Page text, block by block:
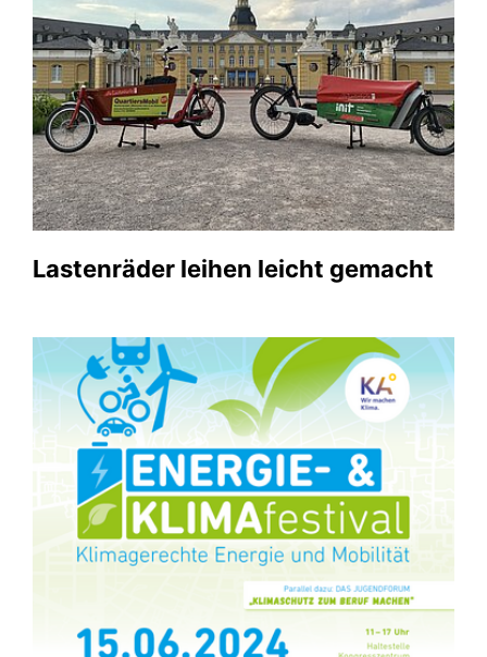
Lastenräder leihen leicht gemacht